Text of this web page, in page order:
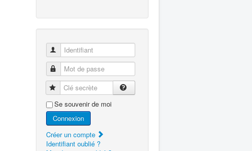
Identifiant
Mot de passe
Clé secrète
Se souvenir de moi
Connexion
Créer un compte
Identifiant oublié ?